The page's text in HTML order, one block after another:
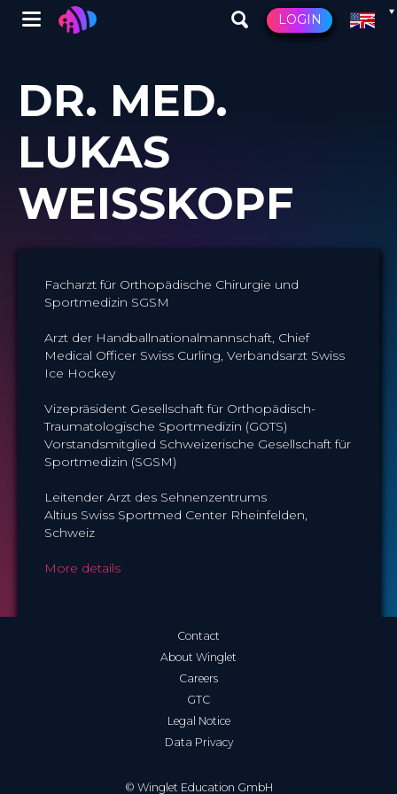
main
content
Winglet LOGIN
DR. MED.
LUKAS
WEISSKOPF
Facharzt für Orthopädische Chirurgie und
Sportmedizin SGSM
Arzt der Handballnationalmannschaft, Chief
Medical Officer Swiss Curling, Verbandsarzt Swiss
Ice Hockey
Vizepräsident Gesellschaft für Orthopädisch-
Traumatologische Sportmedizin (GOTS)
Vorstandsmitglied Schweizerische Gesellschaft für
Sportmedizin (SGSM)
Leitender Arzt des Sehnenzentrums
Altius Swiss Sportmed Center Rheinfelden,
Schweiz
More details
© Winglet Education GmbH
Contact
About Winglet
Careers
GTC
Legal Notice
Data Privacy